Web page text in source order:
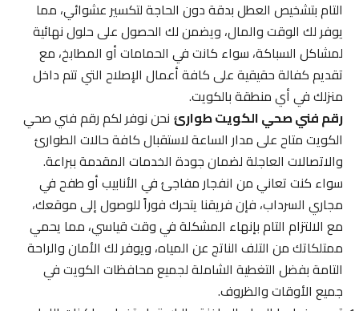
التام بتشخيص العطل بدقة دون الحاجة لتكسير عشوائي، مما
يوفر لك الوقت والمال، ويضمن لك الحصول على حلول نهائية
لمشاكل السباكة، سواء كانت في الحمامات أو المطابخ، مع
تقديم كفالة حقيقية على كافة أعمال الإصلاح التي تتم داخل
منزلك في أي منطقة بالكويت.
رقم فني صحي الكويت طوارئنحن نوفر لكم رقم فني صحي
الكويت متاح على مدار الساعة لاستقبال كافة حالات الطوارئ
والاتصالات العاجلة لضمان جودة الخدمات المقدمة ببراعة.
سواء كنت تعاني من انفجار مفاجئ في الأنابيب أو طفح في
مجاري السرداب، فإن فريقنا يتحرك فوراً للوصول إلى موقعك،
مع الالتزام التام بإنهاء المشكلة في وقت قياسي، مما يحمي
ممتلكاتك من التلف الناتج عن المياه، ويوفر لك الأمان والراحة
التامة بفضل التغطية الشاملة لجميع محافظات الكويت في
جميع الأوقات والظروف.